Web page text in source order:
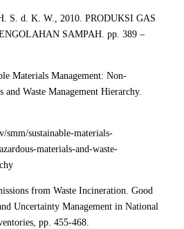
S. d. K. W., 2010. PRODUKSI GAS
SAMPAH. pp. 389 –
Materials Management: Non-
and Waste Management Hierarchy.
smm/sustainable-materials-
materials-and-waste-
from Waste Incineration. Good
Uncertainty Management in National
pp. 455-468.